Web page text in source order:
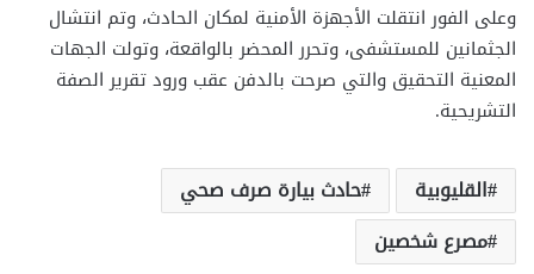
وعلى الفور انتقلت الأجهزة الأمنية لمكان الحادث، وتم انتشال
الجثمانين للمستشفى، وتحرر المحضر بالواقعة، وتولت الجهات
المعنية التحقيق والتي صرحت بالدفن عقب ورود تقرير الصفة
التشريحية.
القليوبية
حادث بيارة صرف صحي
مصرع شخصين